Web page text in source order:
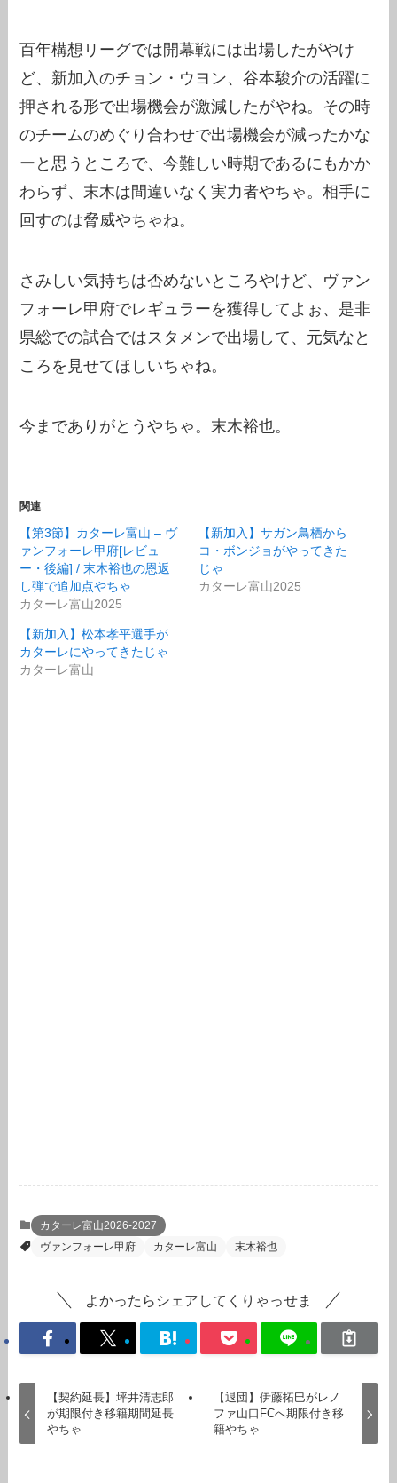
百年構想リーグでは開幕戦には出場したがやけ
ど、新加入のチョン・ウヨン、谷本駿介の活躍に
押される形で出場機会が激減したがやね。その時
のチームのめぐり合わせで出場機会が減ったかな
ーと思うところで、今難しい時期であるにもかか
わらず、末木は間違いなく実力者やちゃ。相手に
回すのは脅威やちゃね。
さみしい気持ちは否めないところやけど、ヴァン
フォーレ甲府でレギュラーを獲得してよぉ、是非
県総での試合ではスタメンで出場して、元気なと
ころを見せてほしいちゃね。
今までありがとうやちゃ。末木裕也。
関連
【第3節】カターレ富山 – ヴ
ァンフォーレ甲府[レビュ
ー・後編] / 末木裕也の恩返
し弾で追加点やちゃ
カターレ富山2025
【新加入】サガン鳥栖から
コ・ボンジョがやってきた
じゃ
カターレ富山2025
【新加入】松本孝平選手が
カターレにやってきたじゃ
カターレ富山
カターレ富山2026-2027
ヴァンフォーレ甲府
カターレ富山 末木裕也
よかったらシェアしてくりゃっせま
【契約延長】坪井清志郎
が期限付き移籍期間延長
やちゃ
【退団】伊藤拓巳がレノ
ファ山口FCへ期限付き移
籍やちゃ